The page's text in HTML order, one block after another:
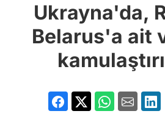
vagonlar
Ukrayna'da,
Belarus'a ait